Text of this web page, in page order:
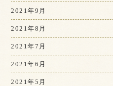
2021年9月
2021年8月
2021年7月
2021年6月
2021年5月